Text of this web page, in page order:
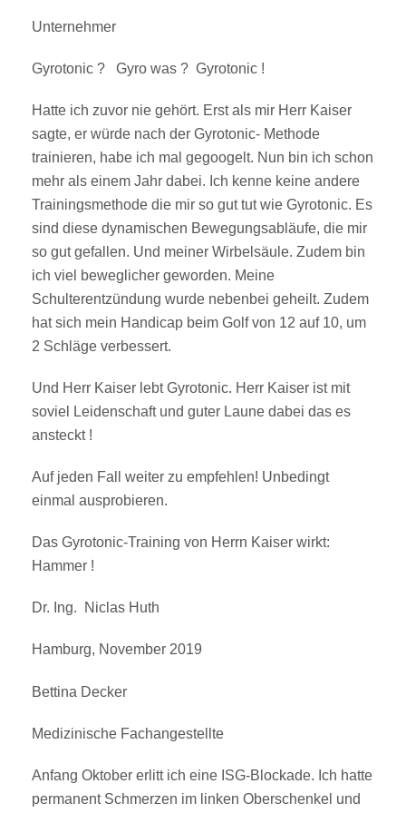
Unternehmer
Gyrotonic ? Gyro was ? Gyrotonic !
Hatte ich zuvor nie gehört. Erst als mir Herr Kaiser
sagte, er würde nach der Gyrotonic- Methode
trainieren, habe ich mal gegoogelt. Nun bin ich schon
mehr als einem Jahr dabei. Ich kenne keine andere
Trainingsmethode die mir so gut tut wie Gyrotonic. Es
sind diese dynamischen Bewegungsabläufe, die mir
so gut gefallen. Und meiner Wirbelsäule. Zudem bin
ich viel beweglicher geworden. Meine
Schulterentzündung wurde nebenbei geheilt. Zudem
hat sich mein Handicap beim Golf von 12 auf 10, um
2 Schläge verbessert.
Und Herr Kaiser lebt Gyrotonic. Herr Kaiser ist mit
soviel Leidenschaft und guter Laune dabei das es
ansteckt !
Auf jeden Fall weiter zu empfehlen! Unbedingt
einmal ausprobieren.
Das Gyrotonic-Training von Herrn Kaiser wirkt:
Hammer !
Dr. Ing. Niclas Huth
Hamburg, November 2019
Bettina Decker
Medizinische Fachangestellte
Anfang Oktober erlitt ich eine ISG-Blockade. Ich hatte
permanent Schmerzen im linken Oberschenkel und